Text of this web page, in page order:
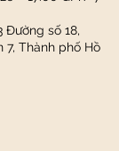
Đường số 18,
7, Thành phố Hồ